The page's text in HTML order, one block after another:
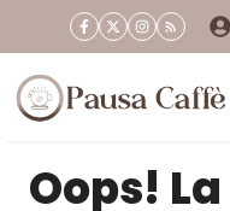
al
contenuto
Oops!